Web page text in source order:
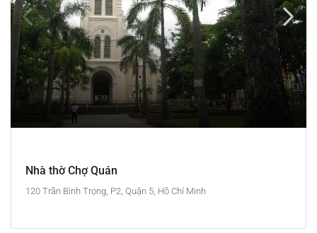
Nhà thờ Chợ Quán
120 Trần Bình Trọng, P2, Quận 5, Hồ Chí Minh